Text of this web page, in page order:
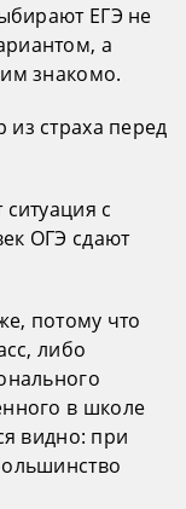
ЕГЭ не
а
знакомо.
страха перед
с
ОГЭ сдают
потому что
либо
в школе
видно: при